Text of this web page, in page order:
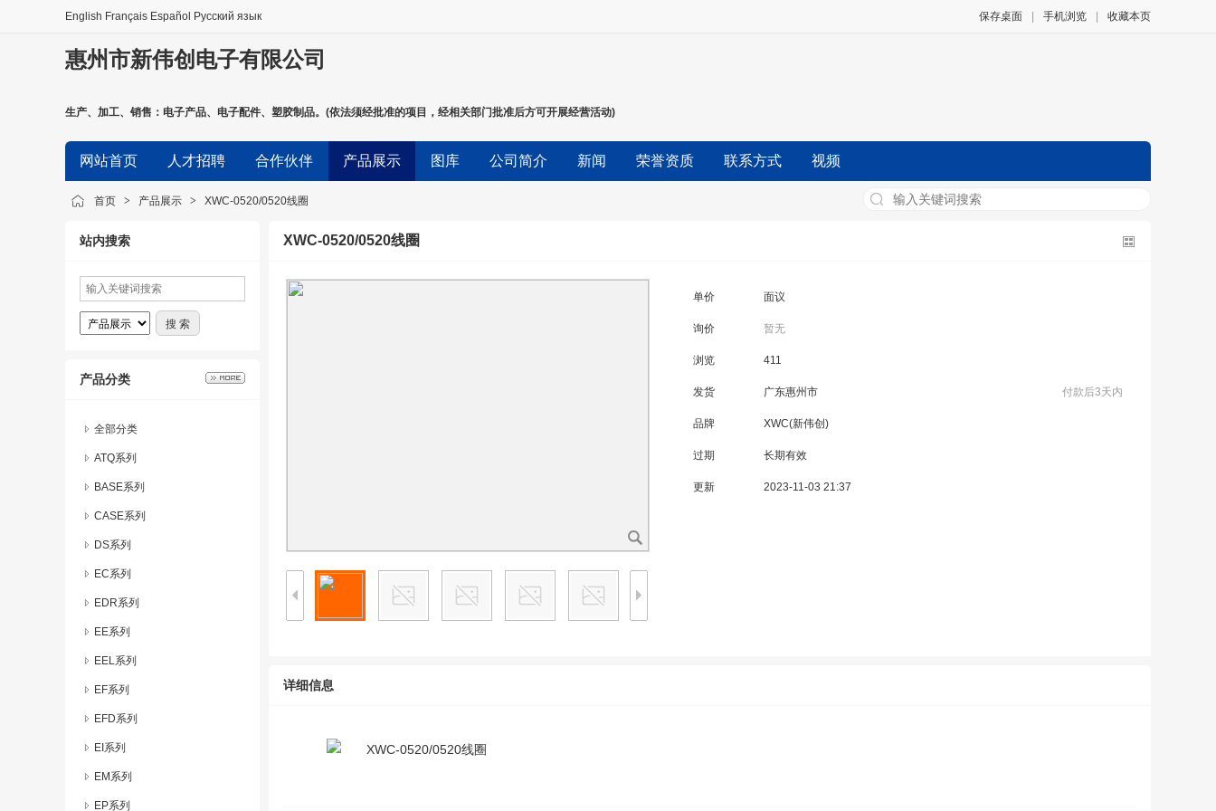
保存桌面 手机浏览 收藏本页
English Français Español Русский язык
惠州市新伟创电子有限公司
生产、加工、销售：电子产品、电子配件、塑胶制品。(依法须经批准的项目，经相关部门批准后方可开展经营活动)
网站首页 人才招聘 合作伙伴 产品展示 图库 公司简介 新闻 荣誉资质 联系方式 视频
首页 > 产品展示 > XWC-0520/0520线圈
站内搜索
产品分类
全部分类
ATQ系列
BASE系列
CASE系列
DS系列
EC系列
EDR系列
EE系列
EEL系列
EF系列
EFD系列
EI系列
EM系列
EP系列
XWC-0520/0520线圈
单价 面议
询价 暂无
浏览 411
发货 广东惠州市 付款后3天内
品牌 XWC(新伟创)
过期 长期有效
更新 2023-11-03 21:37
详细信息